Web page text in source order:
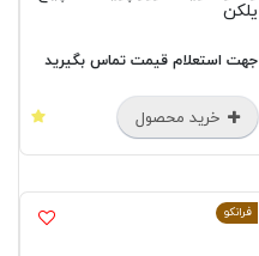
یلکن
جهت استعلام قیمت تماس بگیرید
خرید محصول
فرانکو